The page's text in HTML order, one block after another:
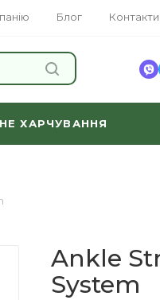
Блог Контакти
ХАРЧУВАННЯ
Ankle
System